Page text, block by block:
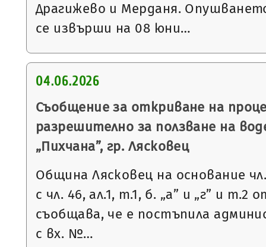
Драгижево и Мерданя.
се извърши на 08 юни…
04.06.2026
Съобщение за откриване на
разрешително за ползване на
„Пихчана”, гр. Лясковец
Община Лясковец на основание
с чл. 46, ал.1, т.1, б. „а” и „г” и т.2
съобщава, че е постъпила
с вх. №…